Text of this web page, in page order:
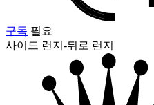
구독 필요
사이드 런지-뒤로 런지